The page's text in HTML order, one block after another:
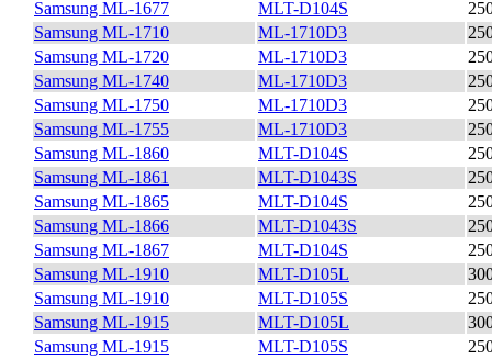
Samsung ML-1677
MLT-D104S
Samsung ML-1710
ML-1710D3
Samsung ML-1720
ML-1710D3
Samsung ML-1740
ML-1710D3
Samsung ML-1750
ML-1710D3
Samsung ML-1755
ML-1710D3
Samsung ML-1860
MLT-D104S
Samsung ML-1861
MLT-D1043S
Samsung ML-1865
MLT-D104S
Samsung ML-1866
MLT-D1043S
Samsung ML-1867
MLT-D104S
Samsung ML-1910
MLT-D105L
Samsung ML-1910
MLT-D105S
Samsung ML-1915
MLT-D105L
Samsung ML-1915
MLT-D105S